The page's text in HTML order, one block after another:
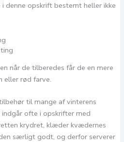
denne opskrift bestemt heller ikke
når de tilberedes får de en mere
eller rød farve.
til mange af vinterens
ofte i opskrifter med
krydret, klæder kvædernes
særligt godt, og derfor serverer